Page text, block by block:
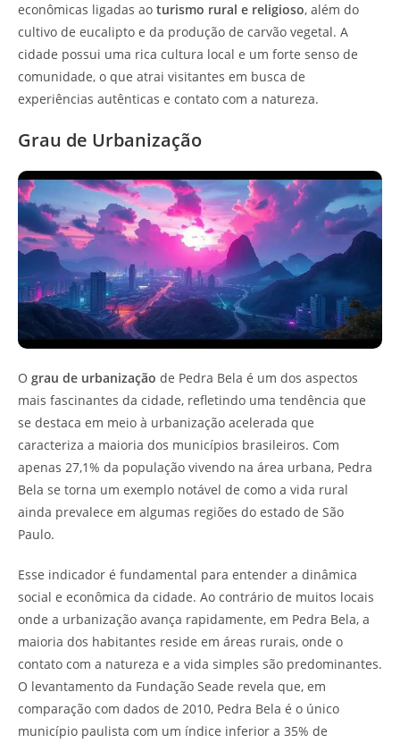
econômicas ligadas ao turismo rural e religioso, além do
cultivo de eucalipto e da produção de carvão vegetal. A
cidade possui uma rica cultura local e um forte senso de
comunidade, o que atrai visitantes em busca de
experiências autênticas e contato com a natureza.
Grau de Urbanização
O grau de urbanização de Pedra Bela é um dos aspectos
mais fascinantes da cidade, refletindo uma tendência que
se destaca em meio à urbanização acelerada que
caracteriza a maioria dos municípios brasileiros. Com
apenas 27,1% da população vivendo na área urbana, Pedra
Bela se torna um exemplo notável de como a vida rural
ainda prevalece em algumas regiões do estado de São
Paulo.
Esse indicador é fundamental para entender a dinâmica
social e econômica da cidade. Ao contrário de muitos locais
onde a urbanização avança rapidamente, em Pedra Bela, a
maioria dos habitantes reside em áreas rurais, onde o
contato com a natureza e a vida simples são predominantes.
O levantamento da Fundação Seade revela que, em
comparação com dados de 2010, Pedra Bela é o único
município paulista com um índice inferior a 35% de